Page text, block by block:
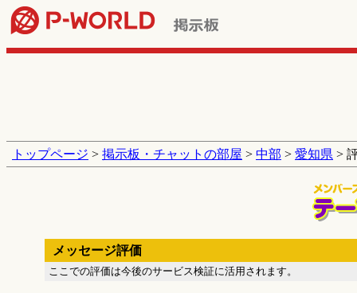
トップページ > 掲示板・チャットの部屋 > 中部 > 愛知県 >
メッセージ評価
ここでの評価は今後のサービス検証に活用されます。